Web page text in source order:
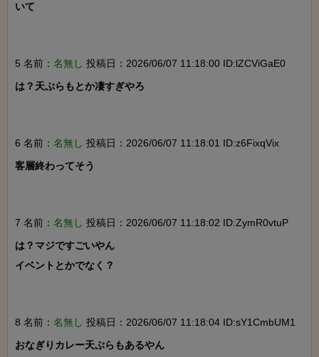
いて
5 名前： 名無し 投稿日：2026/06/07 11:18:00 ID:lZCViGaE0
は？天ぷらもとか凄すぎやろ
6 名前： 名無し 投稿日：2026/06/07 11:18:01 ID:z6FixqVix
客層終わってそう
7 名前： 名無し 投稿日：2026/06/07 11:18:02 ID:ZymR0vtuP
は？マジですごいやん
イベントとかでなく？
8 名前： 名無し 投稿日：2026/06/07 11:18:04 ID:sY1CmbUM1
おなぎりカレー天ぷらもあるやん